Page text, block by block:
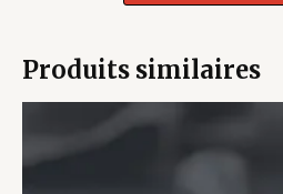
Produits similaires